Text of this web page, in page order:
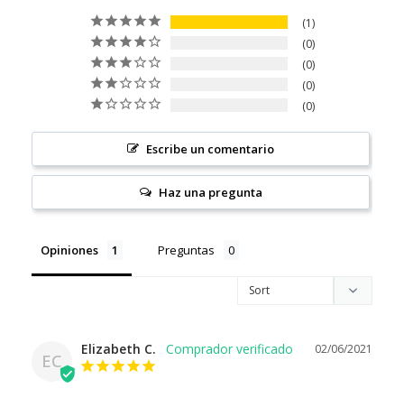
1
0
0
0
0
Escribe un comentario
Haz una pregunta
Opiniones Preguntas
EC
02/06/2021
Elizabeth C.